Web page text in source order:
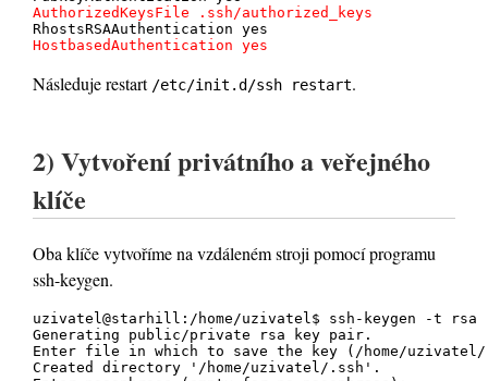
AuthorizedKeysFile .ssh/authorized_keys
HostbasedAuthentication yes
Následuje restart /etc/init.d/ssh restart.
2) Vytvoření privátního a veřejného
klíče
Oba klíče vytvoříme na vzdáleném stroji pomocí programu
ssh-keygen.
uzivatel@starhill:/home/uzivatel$ ssh-keygen -t rsa
Generating public/private rsa key pair.
Enter file in which to save the key (/home/
Created directory '/home/uzivatel/.ssh'.